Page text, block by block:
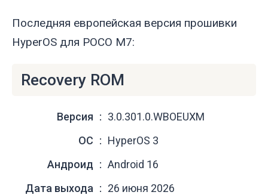
Последняя европейская версия прошивки
HyperOS для POCO M7:
Recovery ROM
Версия
3.0.301.0.WBOEUXM
ОС
HyperOS 3
Андроид
Android 16
Дата выхода
26 июня 2026